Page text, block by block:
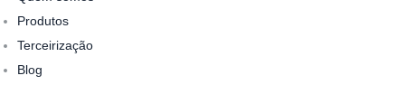
Produtos
Terceirização
Blog